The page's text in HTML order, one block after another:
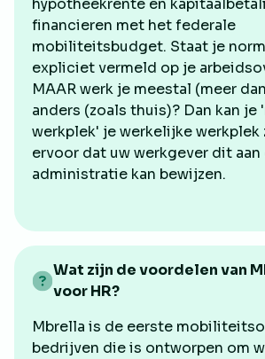
hypotheekrente en
financieren met het federale
mobiliteitsbudget. Staat je
expliciet vermeld op je
MAAR werk je meestal (meer
anders (zoals thuis)? Dan kan je
werkplek' je werkelijke werkplek
ervoor dat uw werkgever dit aan
administratie kan bewijzen.
Wat zijn de voordelen van
voor HR?
Mbrella is de eerste
bedrijven die is ontworpen om